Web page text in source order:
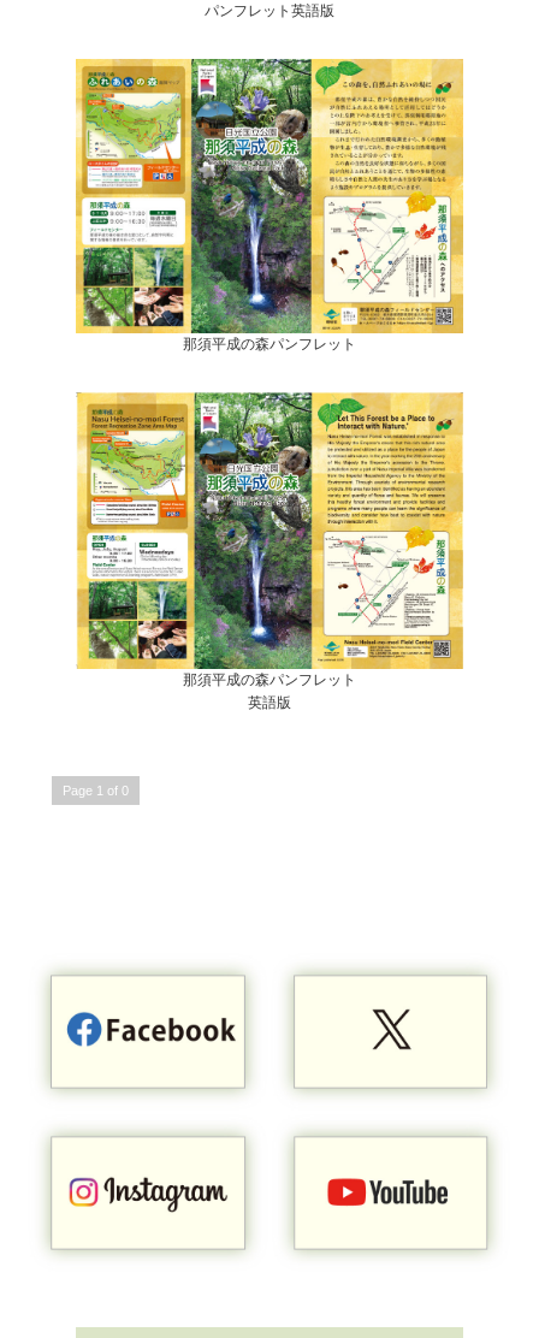
パンフレット英語版
那須平成の森パンフレット
那須平成の森パンフレット
英語版
Page 1 of 0